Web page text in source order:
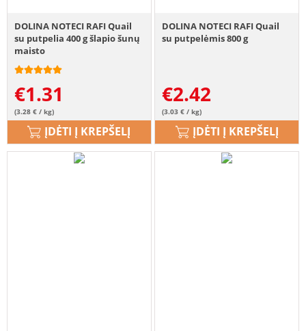
DOLINA NOTECI RAFI Quail
su putpelia 400 g šlapio šunų
maisto
€1.31
(3.28 € / kg)
ĮDĖTI Į KREPŠELĮ
DOLINA NOTECI RAFI Quail
su putpelėmis 800 g
€2.42
(3.03 € / kg)
ĮDĖTI Į KREPŠELĮ